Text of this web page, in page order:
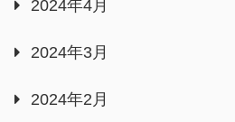
2024年4月
2024年3月
2024年2月